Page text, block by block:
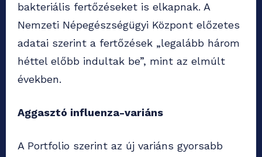
bakteriális fertőzéseket is elkapnak. A
Nemzeti Népegészségügyi Központ előzetes
adatai szerint a fertőzések „legalább három
héttel előbb indultak be”, mint az elmúlt
években.
Aggasztó influenza-variáns
A Portfolio szerint az új variáns gyorsabb